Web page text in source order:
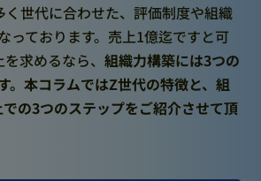
く世代に合わせた、評価制度や組織
っております。売上1億迄ですと可
求めるなら、組織力構築には3つの
。本コラムではZ世代の特徴と、組
の3つのステップをご紹介させて頂